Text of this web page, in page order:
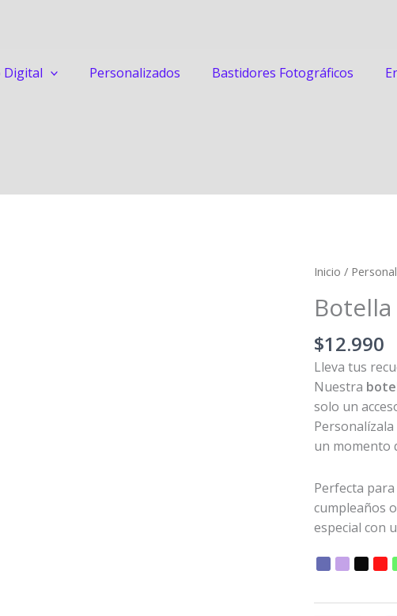
Digital Personalizados Bastidores Fotográficos
Inicio /
$12.990
Lleva tus
Nuestra
solo un
un momento
Perfecta
cumpleaños
especial con
Botella
cantidad